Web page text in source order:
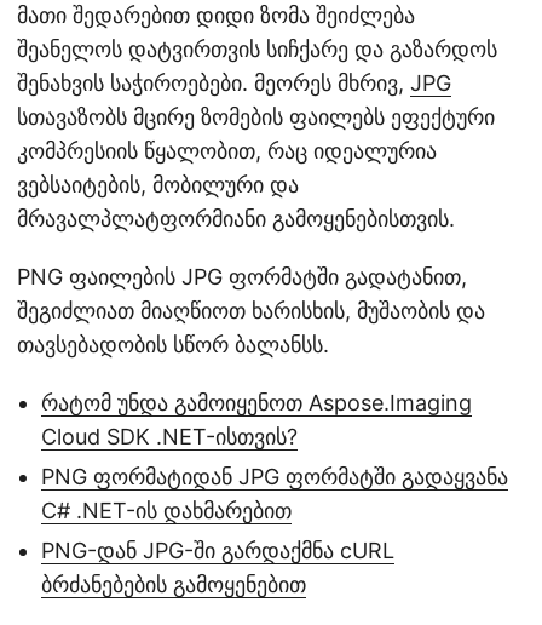
მათი შედარებით დიდი ზომა შეიძლება
შეანელოს დატვირთვის სიჩქარე და გაზარდოს
შენახვის საჭიროებები. მეორეს მხრივ, JPG
სთავაზობს მცირე ზომების ფაილებს ეფექტური
კომპრესიის წყალობით, რაც იდეალურია
ვებსაიტების, მობილური და
მრავალპლატფორმიანი გამოყენებისთვის.
PNG ფაილების JPG ფორმატში გადატანით,
შეგიძლიათ მიაღწიოთ ხარისხის, მუშაობის და
თავსებადობის სწორ ბალანსს.
რატომ უნდა გამოიყენოთ Aspose.Imaging
Cloud SDK .NET-ისთვის?
PNG ფორმატიდან JPG ფორმატში გადაყვანა
C# .NET-ის დახმარებით
PNG-დან JPG-ში გარდაქმნა cURL
ბრძანებების გამოყენებით